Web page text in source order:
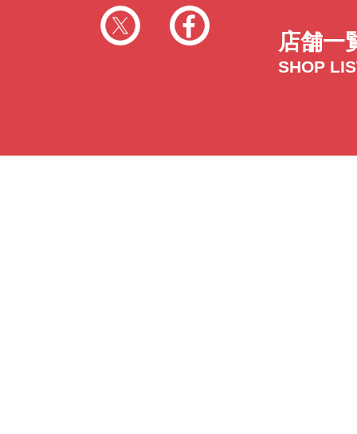
店舗一
SHOP